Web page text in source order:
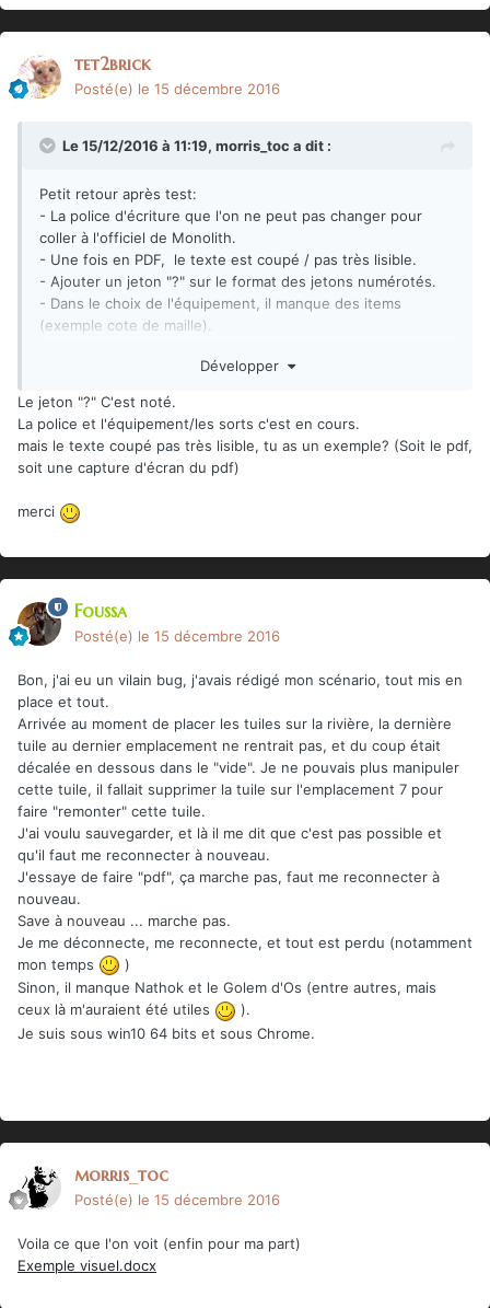
tet2brick
Posté(e) le 15 décembre 2016
Le 15/12/2016 à 11:19, morris_toc a dit :
Petit retour après test:
- La police d'écriture que l'on ne peut pas changer pour
coller à l'officiel de Monolith.
- Une fois en PDF, le texte est coupé / pas très lisible.
- Ajouter un jeton "?" sur le format des jetons numérotés.
- Dans le choix de l'équipement, il manque des items
(exemple cote de maille).
Développer
Le jeton "?" C'est noté.
La police et l'équipement/les sorts c'est en cours.
mais le texte coupé pas très lisible, tu as un exemple? (Soit le pdf,
soit une capture d'écran du pdf)
merci
Foussa
Posté(e) le 15 décembre 2016
Bon, j'ai eu un vilain bug, j'avais rédigé mon scénario, tout mis en
place et tout.
Arrivée au moment de placer les tuiles sur la rivière, la dernière
tuile au dernier emplacement ne rentrait pas, et du coup était
décalée en dessous dans le "vide". Je ne pouvais plus manipuler
cette tuile, il fallait supprimer la tuile sur l'emplacement 7 pour
faire "remonter" cette tuile.
J'ai voulu sauvegarder, et là il me dit que c'est pas possible et
qu'il faut me reconnecter à nouveau.
J'essaye de faire "pdf", ça marche pas, faut me reconnecter à
nouveau.
Save à nouveau ... marche pas.
Je me déconnecte, me reconnecte, et tout est perdu (notamment
mon temps
)
Sinon, il manque Nathok et le Golem d'Os (entre autres, mais
ceux là m'auraient été utiles
).
Je suis sous win10 64 bits et sous Chrome.
morris_toc
Posté(e) le 15 décembre 2016
Voila ce que l'on voit (enfin pour ma part)
Exemple visuel.docx